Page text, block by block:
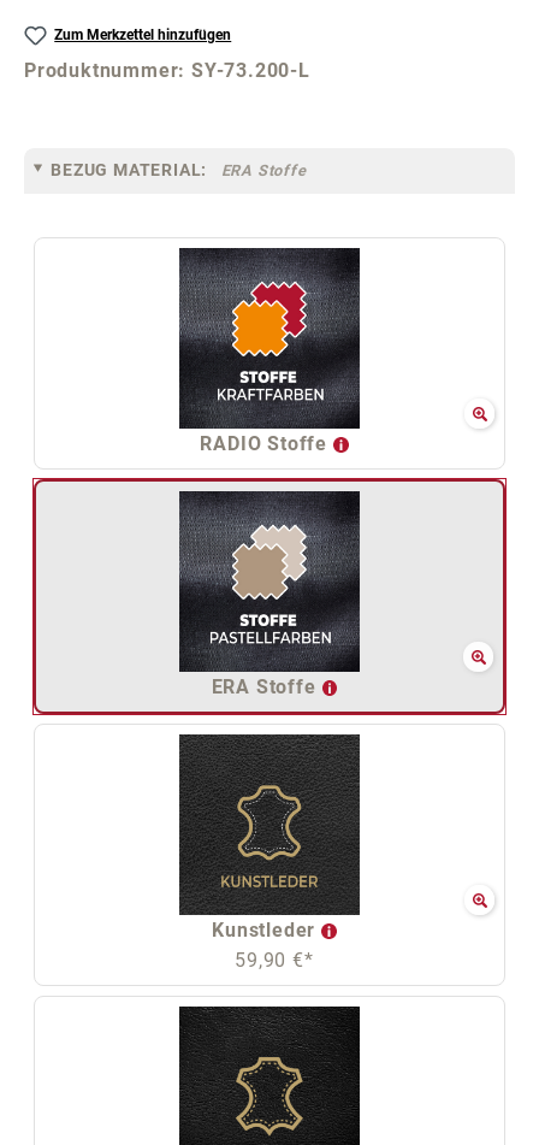
Zum Merkzettel hinzufügen
Produktnummer:SY-73.200-L
BEZUG MATERIAL: ERA Stoffe
RADIO Stoffe
ERA Stoffe
Kunstleder
59,90 €*